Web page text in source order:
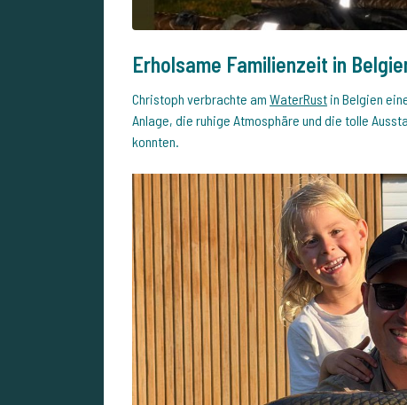
Erholsame Familienzeit in
Christoph verbrachte am WaterRust in Belgien
Anlage, die ruhige Atmosphäre und die tolle
konnten.